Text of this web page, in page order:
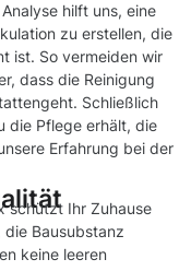
hilft uns, eine
zu erstellen, die
ist. So vermeiden wir
dass die Reinigung
Schließlich
die Pflege erhält, die
Erfahrung bei der
schützt Ihr Zuhause
Bausubstanz
keine leeren